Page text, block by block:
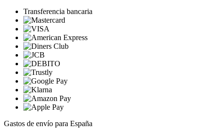
Transferencia bancaria
Gastos de envío para España